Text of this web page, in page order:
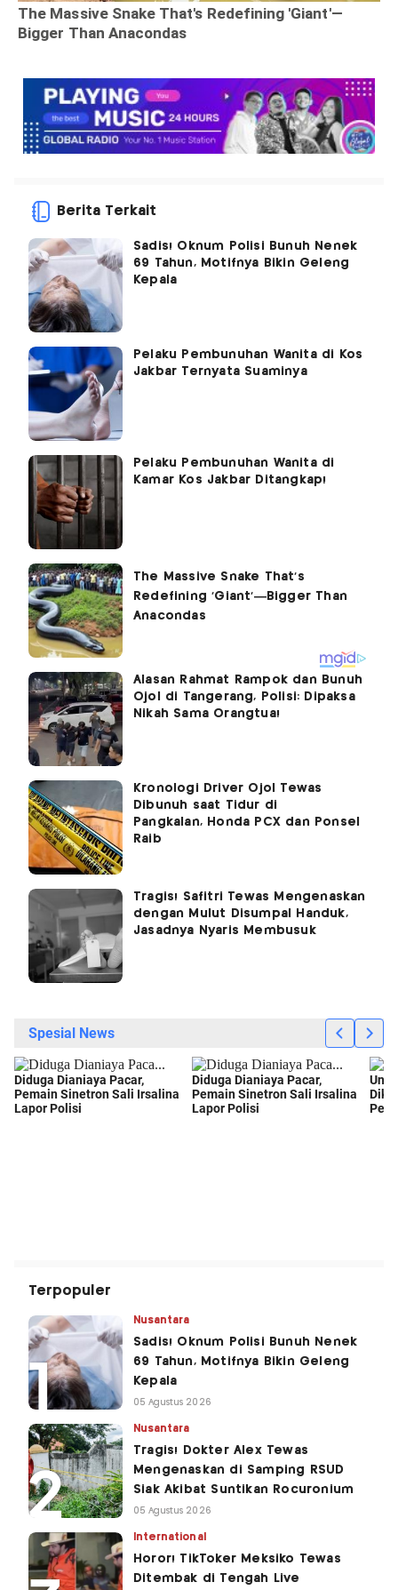
Berita Terkait
Sadis! Oknum Polisi Bunuh Nenek
69 Tahun, Motifnya Bikin Geleng
Kepala
Pelaku Pembunuhan Wanita di Kos
Jakbar Ternyata Suaminya
Pelaku Pembunuhan Wanita di
Kamar Kos Jakbar Ditangkap!
Alasan Rahmat Rampok dan Bunuh
Ojol di Tangerang, Polisi: Dipaksa
Nikah Sama Orangtua!
Kronologi Driver Ojol Tewas
Dibunuh saat Tidur di
Pangkalan, Honda PCX dan Ponsel
Raib
Tragis! Safitri Tewas Mengenaskan
dengan Mulut Disumpal Handuk,
Jasadnya Nyaris Membusuk
Terpopuler
Nusantara
Sadis! Oknum Polisi Bunuh Nenek
69 Tahun, Motifnya Bikin Geleng
Kepala
05 Agustus 2026
Nusantara
Tragis! Dokter Alex Tewas
Mengenaskan di Samping RSUD
Siak Akibat Suntikan Rocuronium
05 Agustus 2026
International
Horor! TikToker Meksiko Tewas
Ditembak di Tengah Live